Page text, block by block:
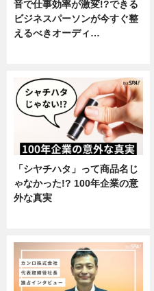
音で仕事効率が激変!?できる
ビジネスパーソンが今すぐ整
えるべきオーディ…
「シヤチハタ」って商品名じ
ゃなかった!? 100年企業の意
外な真実